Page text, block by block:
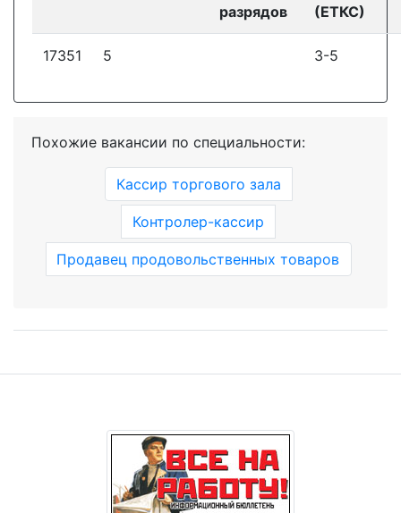
разрядов
(ЕТКС)
17351 5 3-5
Похожие вакансии по специальности:
Кассир торгового зала
Контролер-кассир
Продавец продовольственных товаров